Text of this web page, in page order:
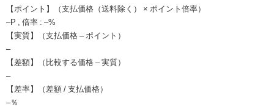
【ポイント】（支払価格（送料除く） × ポイント倍率）
–P , 倍率 : –%
【実質】（支払価格 – ポイント）
–
【差額】（比較する価格 – 実質）
–
【差率】（差額 / 支払価格）
–％